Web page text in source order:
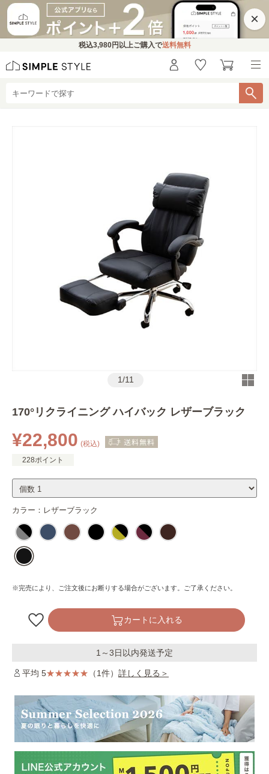
×
税込3,980円 以上ご購入で送料無料
1/11
170°リクライニング ハイバック レザーブラック
¥22,800 (税込)
228ポイント
カラー： レザーブラック
※完売により、ご注文後にお断りする場合がございます。ご了承ください。
カートに入れる
1～3日以内発送予定
平均 5 （1件） 詳しく見る＞